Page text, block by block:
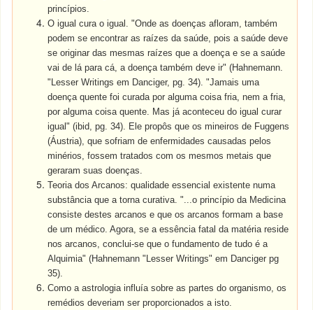
princípios.
O igual cura o igual. "Onde as doenças afloram, também
podem se encontrar as raízes da saúde, pois a saúde deve
se originar das mesmas raízes que a doença e se a saúde
vai de lá para cá, a doença também deve ir" (Hahnemann.
"Lesser Writings em Danciger, pg. 34). "Jamais uma
doença quente foi curada por alguma coisa fria, nem a fria,
por alguma coisa quente. Mas já aconteceu do igual curar
igual" (ibid, pg. 34). Ele propôs que os mineiros de Fuggens
(Áustria), que sofriam de enfermidades causadas pelos
minérios, fossem tratados com os mesmos metais que
geraram suas doenças.
Teoria dos Arcanos: qualidade essencial existente numa
substância que a torna curativa. "...o princípio da Medicina
consiste destes arcanos e que os arcanos formam a base
de um médico. Agora, se a essência fatal da matéria reside
nos arcanos, conclui-se que o fundamento de tudo é a
Alquimia" (Hahnemann "Lesser Writings" em Danciger pg
35).
Como a astrologia influía sobre as partes do organismo, os
remédios deveriam ser proporcionados a isto.